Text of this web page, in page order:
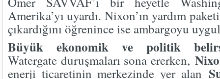
Amerika’yı uyardı. Nixon’ın yardım
çıkardığını öğrenince ise ambargoyu
Büyük ekonomik ve politik
Watergate duruşmaları sona ererken,
enerji ticaretinin merkezinde yer alan